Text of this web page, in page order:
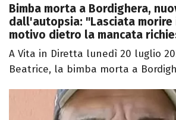
Bimba morta a Bordighera,
dall'autopsia: "Lasciata morire
motivo dietro la mancata
A Vita in Diretta lunedì 20 luglio
Beatrice, la bimba morta a